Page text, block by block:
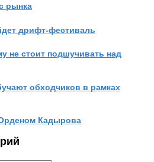
рынка
дрифт-фестиваль
не стоит подшучивать над
обходчиков в рамках
Кадырова